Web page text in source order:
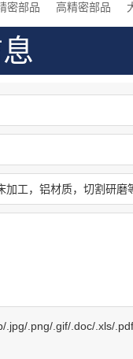
密部品 高精密部品
.jpg/.png/.gif/.doc/.xls/